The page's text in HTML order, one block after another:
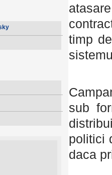
timp
sub
politici
daca